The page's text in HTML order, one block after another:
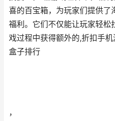
喜的百宝箱，为玩家们提供了
福利。它们不仅能让玩家轻松
戏过程中获得额外的,折扣手
盒子排行
，